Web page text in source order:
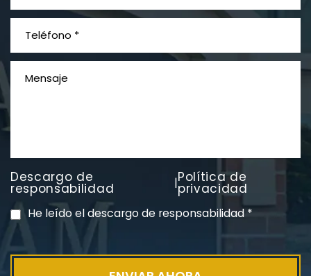
Descargo de
responsabilidad |Política de
privacidad
He leído el descargo de responsabilidad*